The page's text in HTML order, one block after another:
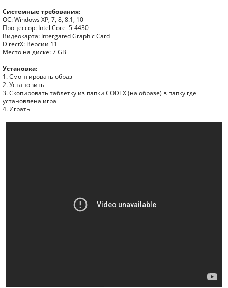
Системные требования:
ОС: Windows XP, 7, 8, 8.1, 10
Процессор: Intel Core i5-4430
Видеокарта: Intergated Graphic Card
DirectX: Версии 11
Место на диске: 7 GB
Установка:
1. Смонтировать образ
2. Установить
3. Скопировать таблетку из папки CODEX (на образе) в папку где
установлена игра
4. Играть